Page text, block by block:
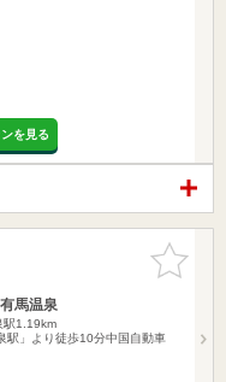
を見る
お気に入
りに追加
馬温泉
駅1.19km
駅」より徒歩10分中国自動車